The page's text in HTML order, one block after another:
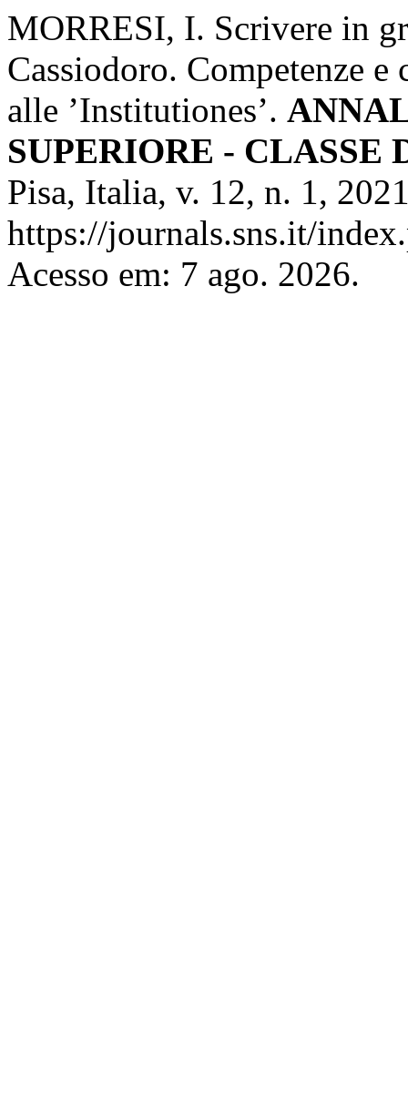
MORRESI, I. Scrivere in
Cassiodoro. Competenze
alle ’Institutiones’.
SUPERIORE -
Pisa, Italia, v. 12, n. 1,
https://journals.sns.it/
Acesso em: 7 ago. 2026.